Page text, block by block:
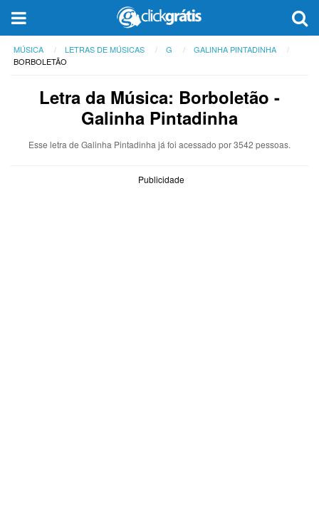
MÚSICA LETRAS DE MÚSICAS G
GALINHA PINTADINHA
BORBOLETÃO
Letra da Música: Borboletão -
Galinha Pintadinha
Esse letra de Galinha Pintadinha já foi acessado por 3542 pessoas.
Publicidade